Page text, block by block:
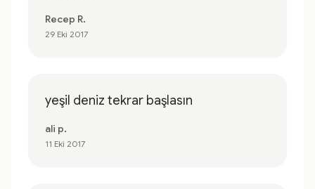
Recep R.
29 Eki 2017
yeşil deniz tekrar başlasın
ali p.
11 Eki 2017